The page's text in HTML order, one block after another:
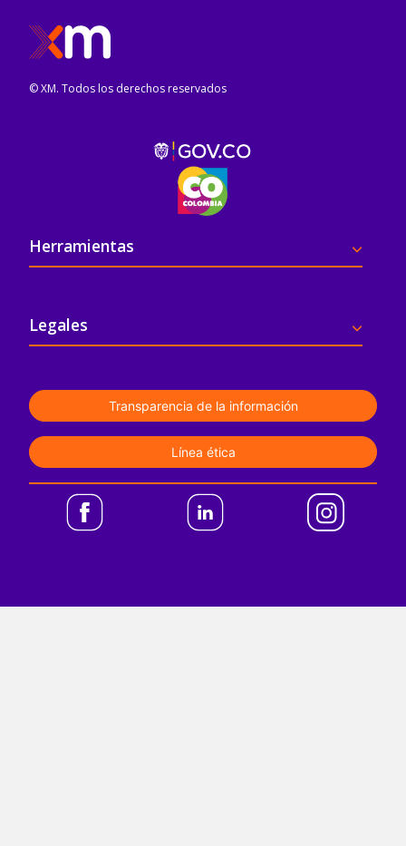
© XM. Todos los derechos reservados
Pie de página
Herramientas
Legales
Transparencia de la información
Línea ética